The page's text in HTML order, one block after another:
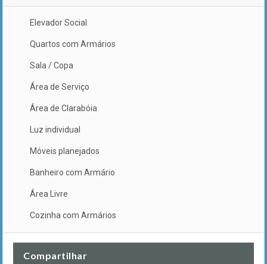
Elevador Social
Quartos com Armários
Sala / Copa
Área de Serviço
Área de Clarabóia
Luz individual
Móveis planejados
Banheiro com Armário
Área Livre
Cozinha com Armários
Compartilhar